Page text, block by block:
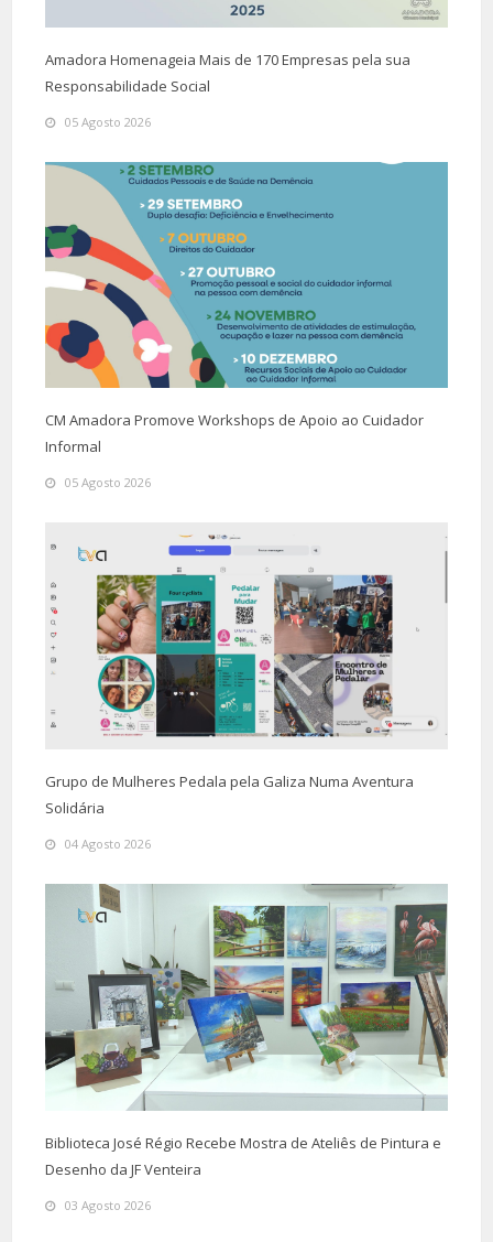
Amadora Homenageia Mais de 170 Empresas pela sua
Responsabilidade Social
05 Agosto 2026
CM Amadora Promove Workshops de Apoio ao Cuidador
Informal
05 Agosto 2026
Grupo de Mulheres Pedala pela Galiza Numa Aventura
Solidária
04 Agosto 2026
Biblioteca José Régio Recebe Mostra de Ateliês de Pintura e
Desenho da JF Venteira
03 Agosto 2026